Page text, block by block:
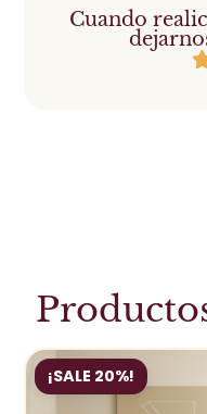
Cuando
¡SALE 20%!